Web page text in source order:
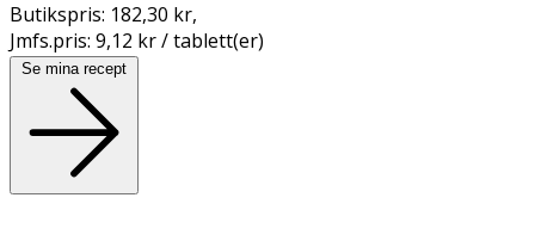
Butikspris: 182,30 kr,
Jmfs.pris: 9,12 kr / tablett(er)
Se mina recept